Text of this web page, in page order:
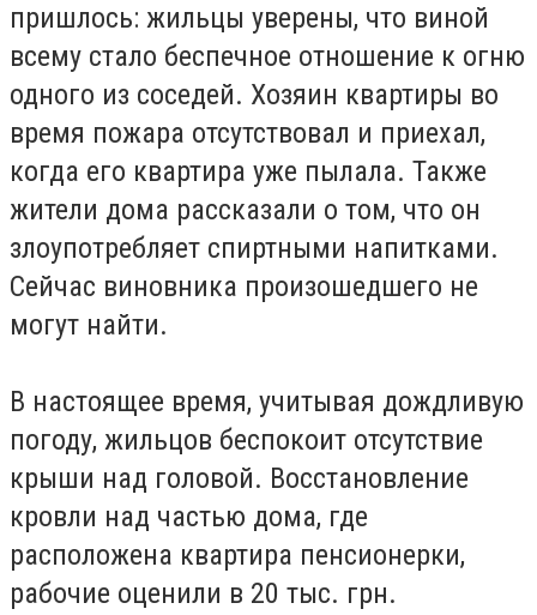
пришлось: жильцы уверены, что виной
всему стало беспечное отношение к огню
одного из соседей. Хозяин квартиры во
время пожара отсутствовал и приехал,
когда его квартира уже пылала. Также
жители дома рассказали о том, что он
злоупотребляет спиртными напитками.
Сейчас виновника произошедшего не
могут найти.
В настоящее время, учитывая дождливую
погоду, жильцов беспокоит отсутствие
крыши над головой. Восстановление
кровли над частью дома, где
расположена квартира пенсионерки,
рабочие оценили в 20 тыс. грн.